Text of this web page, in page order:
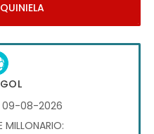
09-08-2026
MILLONARIO: